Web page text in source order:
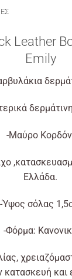
Leather
Emily
-Μαύρο
Ελλάδα.
-Ύψος σόλας
-Φόρμα:
κατασκευή και